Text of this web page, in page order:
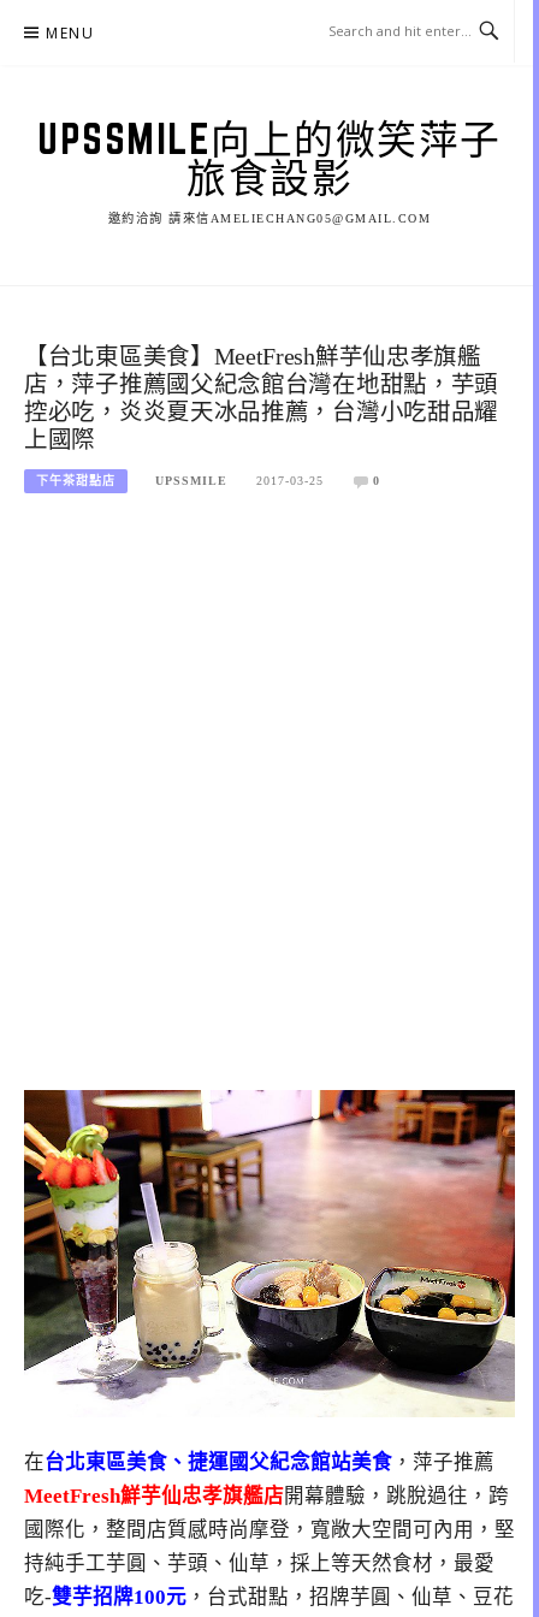
MENU
UPSSMILE向上的微笑萍子
旅食設影
邀約洽詢 請來信AMELIECHANG05@GMAIL.COM
【台北東區美食】MeetFresh鮮芋仙忠孝旗艦
店，萍子推薦國父紀念館台灣在地甜點，芋頭
控必吃，炎炎夏天冰品推薦，台灣小吃甜品耀
上國際
下午茶甜點店 UPSSMILE 2017-03-25 0
在台北東區美食、捷運國父紀念館站美食 ，萍子推薦
MeetFresh鮮芋仙忠孝旗艦店開幕體驗，跳脫過往，跨
國際化，整間店質感時尚摩登，寬敞大空間可內用，堅
持純手工芋圓、芋頭、仙草，採上等天然食材，最愛
吃-雙芋招牌100元 ，台式甜點，招牌芋圓、仙草、豆花